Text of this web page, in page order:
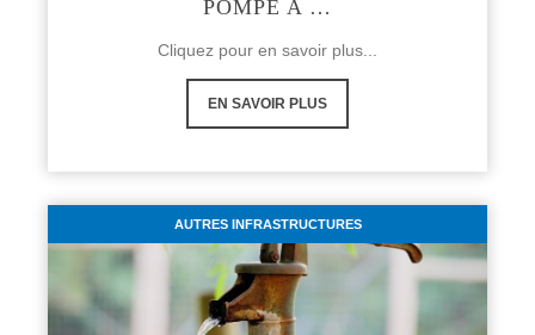
POMPE A …
Cliquez pour en savoir plus...
EN SAVOIR PLUS
AUTRES INFRASTRUCTURES